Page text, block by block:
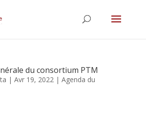
du consortium PTM
| Avr 19, 2022| Agenda du